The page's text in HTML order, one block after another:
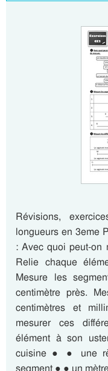
Révisions,
longueurs en 3eme
: Avec quoi peut-on
Relie chaque
Mesure les
centimètre près.
centimètres et
mesurer ces
élément à son
cuisine ● ● une
segment ● ● un